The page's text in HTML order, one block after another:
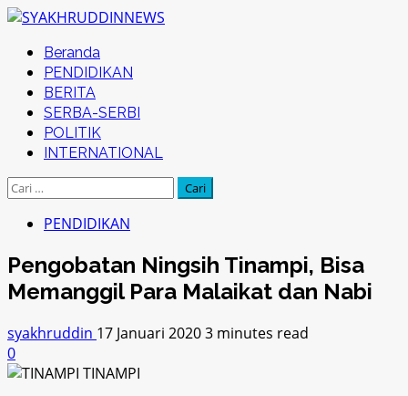
Skip
content
Primary
Menu
Beranda
PENDIDIKAN
BERITA
SERBA-SERBI
POLITIK
INTERNATIONAL
Cari
PENDIDIKAN
Pengobatan Ningsih Tinampi, Bisa
Memanggil Para Malaikat dan Nabi
syakhruddin 17 Januari 20203 minutes read
0